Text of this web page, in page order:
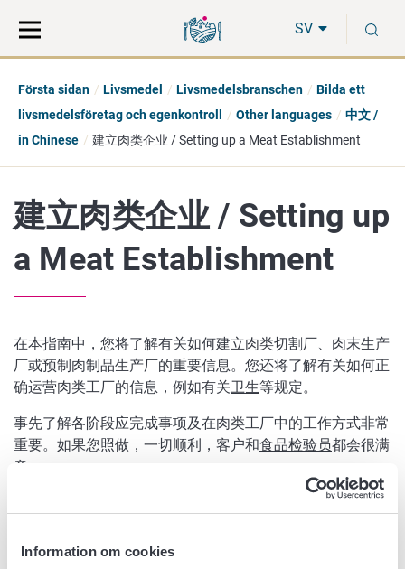
Information om cookies
direkt
till
på
hela
SV
Första sidan Livsmedel Livsmedelsbranschen
Bilda ett
livsmedelsföretag och egenkontroll
Other languages
中文 /
in Chinese
建立肉类企业 / Setting up a Meat Establishment
建立肉类企业 / Setting up
a Meat Establishment
在本指南中，您将了解有关如何建立肉类切割厂、肉末生产
厂或预制肉制品生产厂的重要信息。您还将了解有关如何正
确运营肉类工厂的信息，例如有关卫生等规定。
事先了解各阶段应完成事项及在肉类工厂中的工作方式非常
重要。如果您照做，一切顺利，客户和食品检验员都会很满
意。